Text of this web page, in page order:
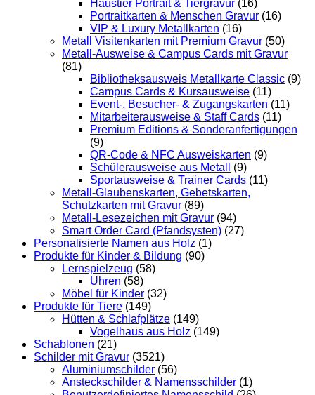
Haustier Portrait & Tiergravur (16)
Portraitkarten & Menschen Gravur (16)
VIP & Luxury Metallkarten (16)
Metall Visitenkarten mit Premium Gravur (50)
Metall-Ausweise & Campus Cards mit Gravur
(81)
Bibliotheksausweis Metallkarte Classic (9)
Campus Cards & Kursausweise (11)
Event-, Besucher- & Zugangskarten (11)
Mitarbeiterausweise & Staff Cards (11)
Premium Editions & Sonderanfertigungen
(9)
QR-Code & NFC Ausweiskarten (9)
Schülerausweise aus Metall
(9)
Sportausweise & Trainer Cards (11)
Metall-Glaubenskarten, Gebetskarten,
Schutzkarten mit Gravur (89)
Metall-Lesezeichen mit Gravur (94)
Smart Order Card (Pfandsysten) (27)
Personalisierte Namen aus Holz (1)
Produkte für Kinder & Bildung (90)
Lernspielzeug (58)
Uhren (58)
Möbel für Kinder (32)
Produkte für Tiere (149)
Hütten & Schlafplätze (149)
Vogelhaus aus Holz (149)
Schablonen (21)
Schilder mit Gravur (3521)
Aluminiumschilder (56)
Ansteckschilder & Namensschilder (1)